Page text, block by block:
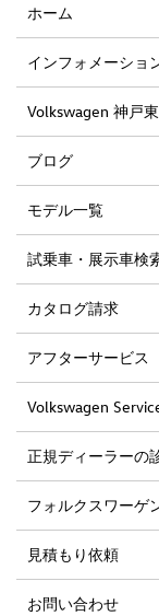
ホーム
インフォメーショ
Volkswagen 神戸
ブログ
モデル一覧
試乗車・展示車検
カタログ請求
アフターサービス
Volkswagen
正規ディーラーの
フォルクスワーゲ
見積もり依頼
お問い合わせ